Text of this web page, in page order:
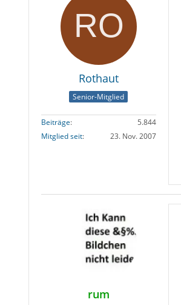
Rothaut
Senior-Mitglied
Beiträge
5.844
Mitglied seit
23. Nov. 2007
rum